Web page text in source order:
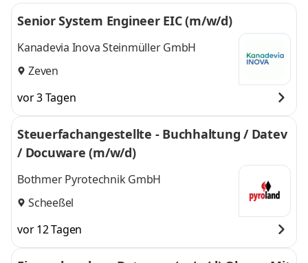
Senior System Engineer EIC (m/w/d)
Kanadevia Inova Steinmüller GmbH
Zeven
vor 3 Tagen
Steuerfachangestellte - Buchhaltung / Datev
/ Docuware (m/w/d)
Bothmer Pyrotechnik GmbH
Scheeßel
vor 12 Tagen